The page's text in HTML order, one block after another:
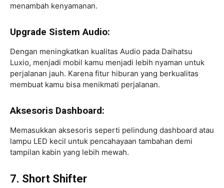
menambah kenyamanan.
Upgrade Sistem Audio:
Dengan meningkatkan kualitas Audio pada Daihatsu
Luxio, menjadi mobil kamu menjadi lebih nyaman untuk
perjalanan jauh. Karena fitur hiburan yang berkualitas
membuat kamu bisa menikmati perjalanan.
Aksesoris Dashboard:
Memasukkan aksesoris seperti pelindung dashboard atau
lampu LED kecil untuk pencahayaan tambahan demi
tampilan kabin yang lebih mewah.
7. Short Shifter